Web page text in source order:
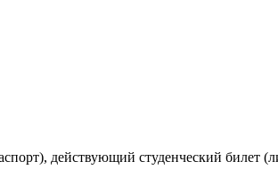
действующий студенческий билет